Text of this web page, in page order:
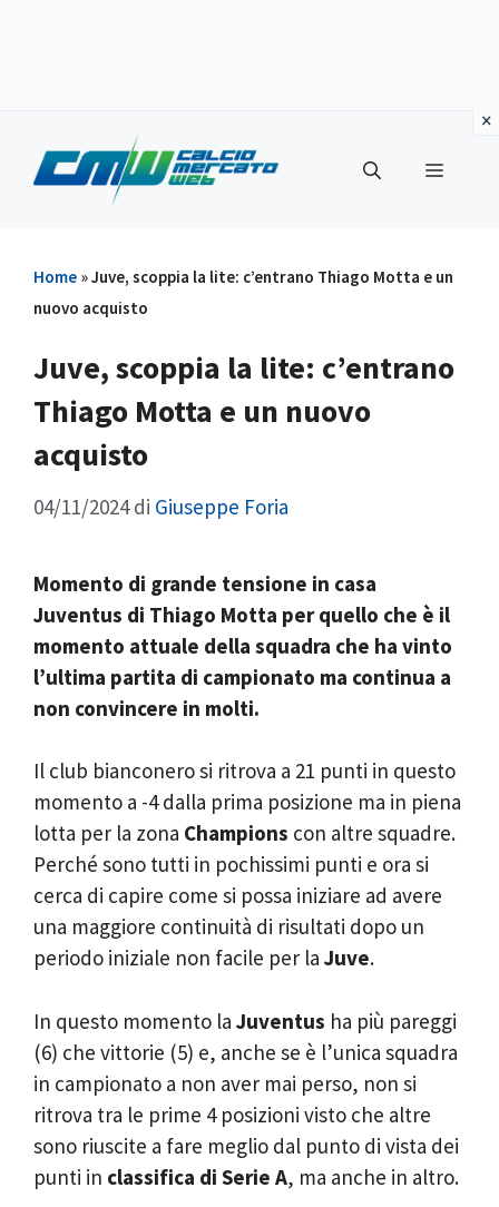
contenuto
Menu
Home »Juve, scoppia la lite: c’entrano Thiago Motta e un
nuovo acquisto
Juve, scoppia la lite: c’entrano
Thiago Motta e un nuovo
acquisto
04/11/2024 di Giuseppe Foria
Momento di grande tensione in casa
Juventus di Thiago Motta per quello che è il
momento attuale della squadra che ha vinto
l’ultima partita di campionato ma continua a
non convincere in molti.
Il club bianconero si ritrova a 21 punti in questo
momento a -4 dalla prima posizione ma in piena
lotta per la zona Champions con altre squadre.
Perché sono tutti in pochissimi punti e ora si
cerca di capire come si possa iniziare ad avere
una maggiore continuità di risultati dopo un
periodo iniziale non facile per la Juve.
In questo momento la Juventus ha più pareggi
(6) che vittorie (5) e, anche se è l’unica squadra
in campionato a non aver mai perso, non si
ritrova tra le prime 4 posizioni visto che altre
sono riuscite a fare meglio dal punto di vista dei
punti in classifica di Serie A, ma anche in altro.